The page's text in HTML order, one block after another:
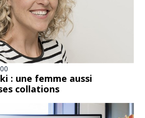
: une femme aussi
collations